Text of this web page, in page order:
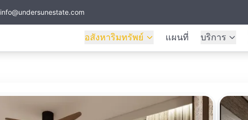
info@undersunestate.com
อสังหาริมทรัพย์ แผนที่ บริการ